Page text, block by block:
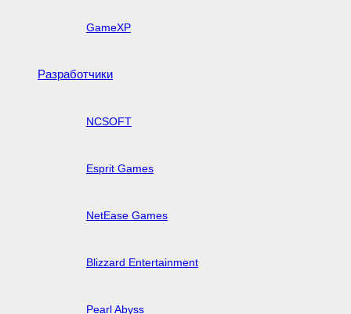
GameXP
Разработчики
NCSOFT
Esprit Games
NetEase Games
Blizzard Entertainment
Pearl Abyss